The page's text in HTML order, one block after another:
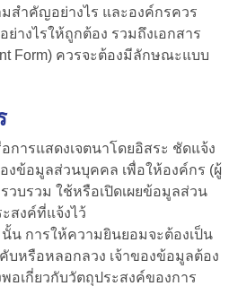
สำคัญอย่างไร และองค์กรควร
างไรให้ถูกต้อง รวมถึงเอกสาร
Form) ควรจะต้องมีลักษณะแบบ
การแสดงเจตนาโดยอิสระ ชัดแจ้ง
องข้อมูลส่วนบุคคล เพื่อให้องค์กร (ผู้
วบรวม ใช้หรือเปิดเผยข้อมูลส่วน
สงค์ที่แจ้งไว้
นั้น การให้ความยินยอมจะต้องเป็น
บหรือหลอกลวง เจ้าของข้อมูลต้อง
อเกี่ยวกับวัตถุประสงค์ของการ